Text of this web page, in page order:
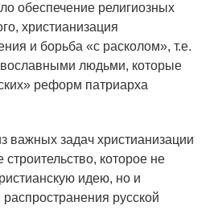
обеспечение религиозных
христианизация
и борьба «с расколом», т.е.
людьми, которые
реформ патриарха
важных задач христианизации
которое не
идею, но и
русской